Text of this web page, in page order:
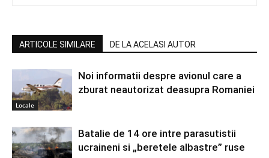
ARTICOLE SIMILARE DE LA ACELASI AUTOR
Locale
Noi informatii despre avionul care a
zburat neautorizat deasupra Romaniei
Batalie de 14 ore intre parasutistii
ucraineni si „beretele albastre” ruse